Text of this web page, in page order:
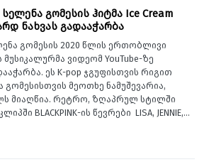
სელენა გომესის ჰიტმა Ice Cream
ნახვას გადააჭარბა
გომესის 2020 წლის ერთობლივი
მუსიკალურმა ვიდეომ YouTube-ზე
ეს K-pop ჯგუფისთვის რიგით
მეოთხე ნამუშევარია,
მიაღწია. რეტრო, ზღაპრულ სტილში
BLACKPINK-ის წევრები LISA, JENNIE,…